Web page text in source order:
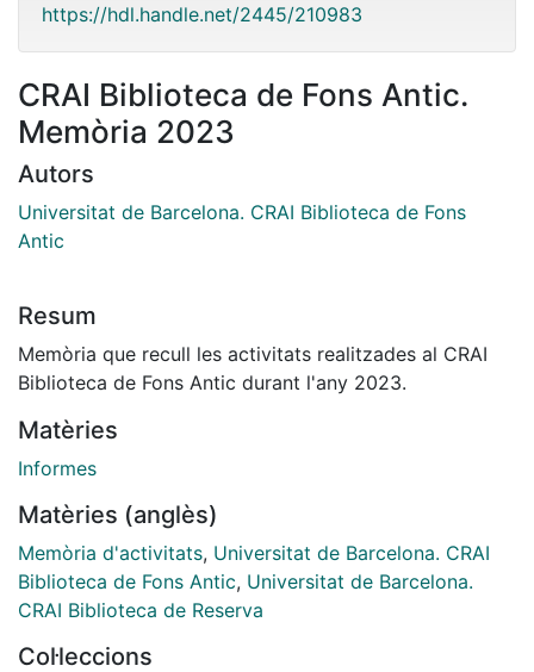
https://hdl.handle.net/2445/210983
CRAI Biblioteca de Fons Antic.
Memòria 2023
Autors
Universitat de Barcelona. CRAI Biblioteca de Fons
Antic
Resum
Memòria que recull les activitats realitzades al CRAI
Biblioteca de Fons Antic durant l'any 2023.
Matèries
Informes
Matèries (anglès)
Memòria d'activitats, Universitat de Barcelona. CRAI
Biblioteca de Fons Antic, Universitat de Barcelona.
CRAI Biblioteca de Reserva
Col·leccions